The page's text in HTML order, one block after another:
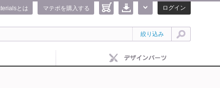
ログイン
マテポを購入する
とは
絞り込み